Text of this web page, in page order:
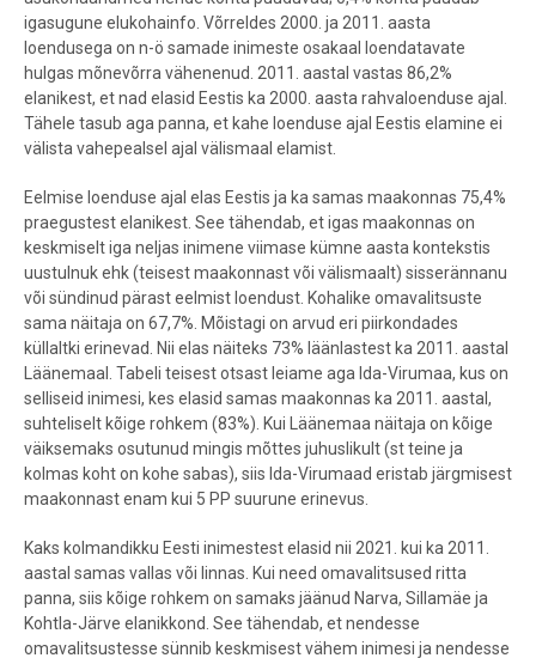
igasugune elukohainfo. Võrreldes 2000. ja 2011. aasta
loendusega on n-ö samade inimeste osakaal loendatavate
hulgas mõnevõrra vähenenud. 2011. aastal vastas 86,2%
elanikest, et nad elasid Eestis ka 2000. aasta rahvaloenduse ajal.
Tähele tasub aga panna, et kahe loenduse ajal Eestis elamine ei
välista vahepealsel ajal välismaal elamist.
Eelmise loenduse ajal elas Eestis ja ka samas maakonnas 75,4%
praegustest elanikest. See tähendab, et igas maakonnas on
keskmiselt iga neljas inimene viimase kümne aasta kontekstis
uustulnuk ehk (teisest maakonnast või välismaalt) sisserännanu
või sündinud pärast eelmist loendust. Kohalike omavalitsuste
sama näitaja on 67,7%. Mõistagi on arvud eri piirkondades
küllaltki erinevad. Nii elas näiteks 73% läänlastest ka 2011. aastal
Läänemaal. Tabeli teisest otsast leiame aga Ida-Virumaa, kus on
selliseid inimesi, kes elasid samas maakonnas ka 2011. aastal,
suhteliselt kõige rohkem (83%). Kui Läänemaa näitaja on kõige
väiksemaks osutunud mingis mõttes juhuslikult (st teine ja
kolmas koht on kohe sabas), siis Ida-Virumaad eristab järgmisest
maakonnast enam kui 5 PP suurune erinevus.
Kaks kolmandikku Eesti inimestest elasid nii 2021. kui ka 2011.
aastal samas vallas või linnas. Kui need omavalitsused ritta
panna, siis kõige rohkem on samaks jäänud Narva, Sillamäe ja
Kohtla-Järve elanikkond. See tähendab, et nendesse
omavalitsustesse sünnib keskmisest vähem inimesi ja nendesse